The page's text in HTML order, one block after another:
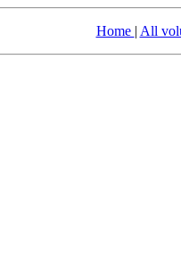
Home | All